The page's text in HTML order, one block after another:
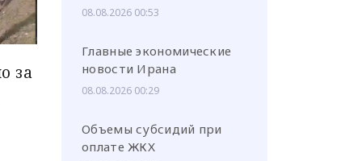
или через соц. сети
за
08.08.2026 00:53
Главные экономические
новости Ирана
08.08.2026 00:29
Объемы субсидий при
оплате ЖКХ